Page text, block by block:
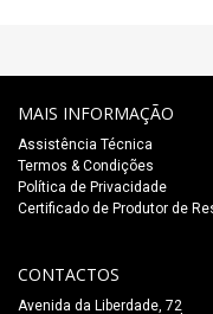
MAIS INFORMAÇÃO
Assistência Técnica
Termos & Condições
Política de Privacidade
Certificado de Produtor de
CONTACTOS
Avenida da Liberdade, 72